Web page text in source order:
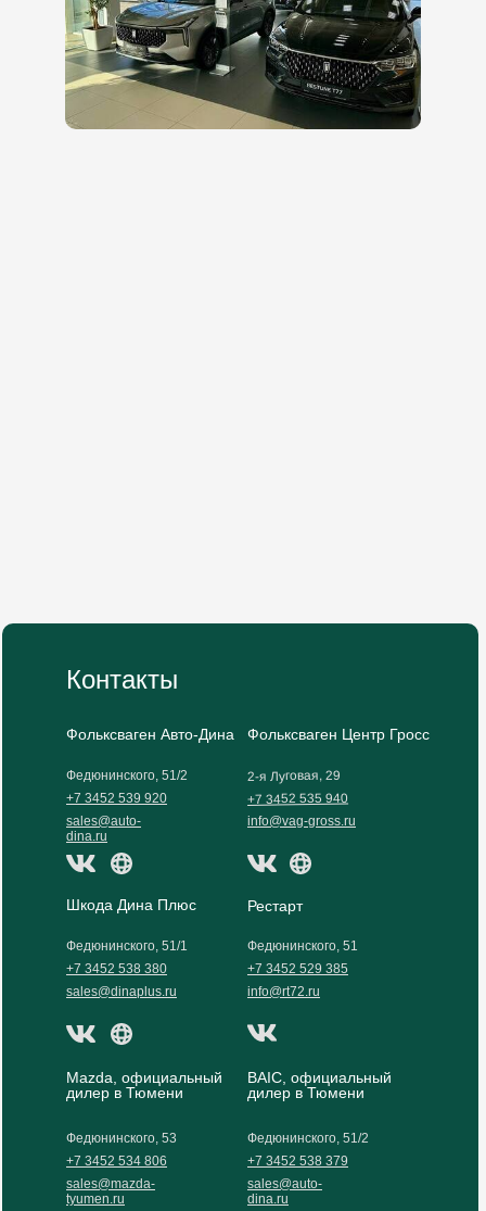
Контакты
Фольксваген Авто-Дина
Федюнинского, 51/2
Федюнинского, 51/2
+7 3452 539 920
+7 3452 538 379
sales@auto-
dina.ru
sales@auto-
dina.ru
Фольксваген Центр Гросс
2-я Луговая, 29
+7 3452 535 940
info@vag-gross.ru
Шкода Дина Плюс
Федюнинского, 51/1
+7 3452 538 380
sales@dinaplus.ru
Рестарт
Федюнинского, 51
+7 3452 529 385
info@rt72.ru
Mazda, официальный
дилер в Тюмени
Федюнинского, 53
+7 3452 534 806
sales@mazda-
tyumen.ru
BAIC, официальный
дилер в Тюмени